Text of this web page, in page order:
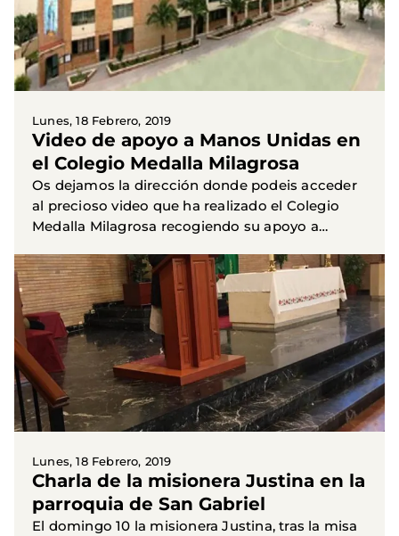
Lunes, 18 Febrero, 2019
Video de apoyo a Manos Unidas en
el Colegio Medalla Milagrosa
Os dejamos la dirección donde podeis acceder
al precioso video que ha realizado el Colegio
Medalla Milagrosa recogiendo su apoyo a
bien hecho y gracias por...
Lunes, 18 Febrero, 2019
Charla de la misionera Justina en la
parroquia de San Gabriel
El domingo 10 la misionera Justina, tras la misa